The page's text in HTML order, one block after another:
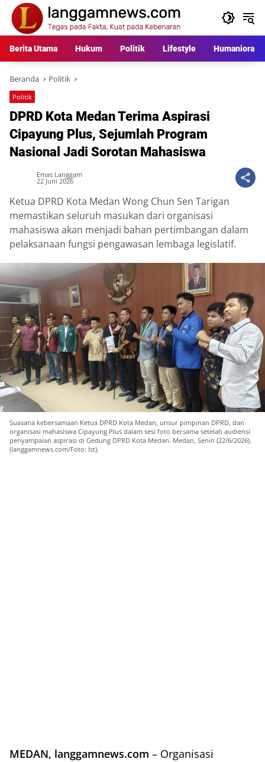
Langsung
konten
Berita Utama Hukum Politik Lifestyle Humaniora
Beranda Politik
Politik
DPRD Kota Medan Terima Aspirasi
Cipayung Plus, Sejumlah Program
Nasional Jadi Sorotan Mahasiswa
Emas Langgam
22 Juni 2026
Ketua DPRD Kota Medan Wong Chun Sen Tarigan
memastikan seluruh masukan dari organisasi
mahasiswa akan menjadi bahan pertimbangan dalam
pelaksanaan fungsi pengawasan lembaga legislatif.
Suasana kebersamaan Ketua DPRD Kota Medan, unsur pimpinan DPRD, dan
organisasi mahasiswa Cipayung Plus dalam sesi foto bersama setelah audiensi
penyampaian aspirasi di Gedung DPRD Kota Medan. Medan, Senin (22/6/2026).
(langgamnews.com/Foto: Ist).
MEDAN, langgamnews.com – Organisasi